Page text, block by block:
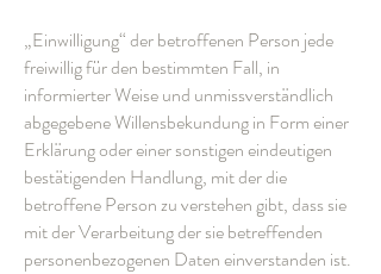
„Einwilligung“ der betroffenen Person jede
freiwillig für den bestimmten Fall, in
informierter Weise und unmissverständlich
abgegebene Willensbekundung in Form einer
Erklärung oder einer sonstigen eindeutigen
bestätigenden Handlung, mit der die
betroffene Person zu verstehen gibt, dass sie
mit der Verarbeitung der sie betreffenden
personenbezogenen Daten einverstanden ist.